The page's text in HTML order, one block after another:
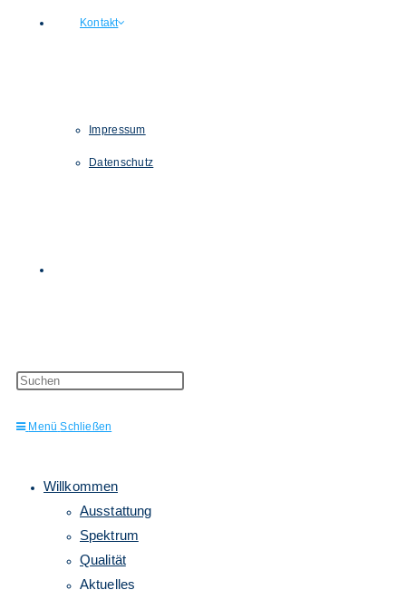
Kontakt
Impressum
Datenschutz
Menü Schließen
Willkommen
Ausstattung
Spektrum
Qualität
Aktuelles